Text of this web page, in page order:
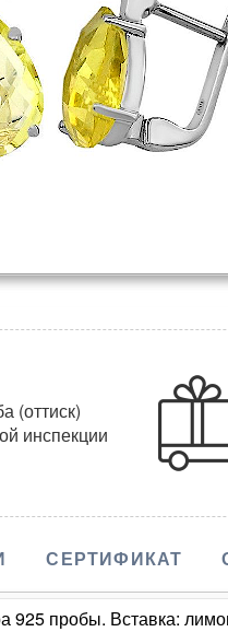
(оттиск)
инспекции
СЕРТИФИКАТ
925 пробы. Вставка: